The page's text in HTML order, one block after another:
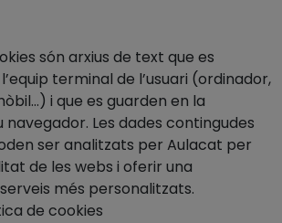
són arxius de text que es
terminal de l’usuari (ordinador,
i que es guarden en la
navegador. Les dades contingudes
ser analitzats per Aulacat per
de les webs i oferir una
més personalitzats.
de cookies